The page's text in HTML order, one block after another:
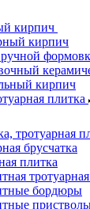
кирпич
кирпич
кирпич
плитка
тротуарная
брусчатка
плитка
бордюры